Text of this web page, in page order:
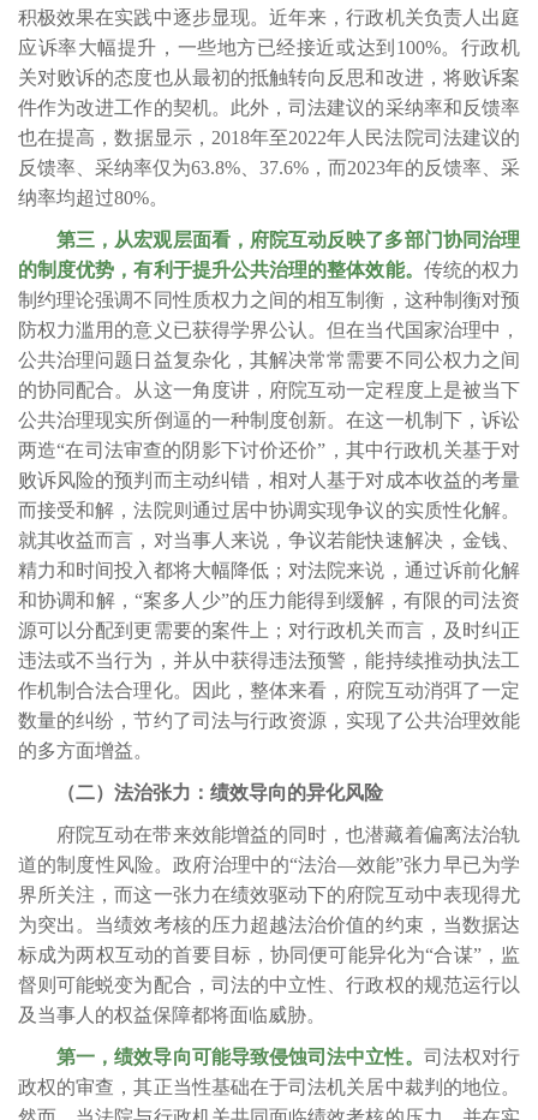
积极效果在实践中逐步显现。近年来，行政机关负责人出庭
应诉率大幅提升，一些地方已经接近或达到100%。行政机
关对败诉的态度也从最初的抵触转向反思和改进，将败诉案
件作为改进工作的契机。此外，司法建议的采纳率和反馈率
也在提高，数据显示，2018年至2022年人民法院司法建议的
反馈率、采纳率仅为63.8%、37.6%，而2023年的反馈率、采
纳率均超过80%。
第三，从宏观层面看，府院互动反映了多部门协同治理
的制度优势，有利于提升公共治理的整体效能。 传统的权力
制约理论强调不同性质权力之间的相互制衡，这种制衡对预
防权力滥用的意义已获得学界公认。但在当代国家治理中，
公共治理问题日益复杂化，其解决常常需要不同公权力之间
的协同配合。从这一角度讲，府院互动一定程度上是被当下
公共治理现实所倒逼的一种制度创新。在这一机制下，诉讼
两造“在司法审查的阴影下讨价还价”，其中行政机关基于对
败诉风险的预判而主动纠错，相对人基于对成本收益的考量
而接受和解，法院则通过居中协调实现争议的实质性化解。
就其收益而言，对当事人来说，争议若能快速解决，金钱、
精力和时间投入都将大幅降低；对法院来说，通过诉前化解
和协调和解，“案多人少”的压力能得到缓解，有限的司法资
源可以分配到更需要的案件上；对行政机关而言，及时纠正
违法或不当行为，并从中获得违法预警，能持续推动执法工
作机制合法合理化。因此，整体来看，府院互动消弭了一定
数量的纠纷，节约了司法与行政资源，实现了公共治理效能
的多方面增益。
（二）法治张力：绩效导向的异化风险
府院互动在带来效能增益的同时，也潜藏着偏离法治轨
道的制度性风险。政府治理中的“法治—效能”张力早已为学
界所关注，而这一张力在绩效驱动下的府院互动中表现得尤
为突出。当绩效考核的压力超越法治价值的约束，当数据达
标成为两权互动的首要目标，协同便可能异化为“合谋”，监
督则可能蜕变为配合，司法的中立性、行政权的规范运行以
及当事人的权益保障都将面临威胁。
第一，绩效导向可能导致侵蚀司法中立性。 司法权对行
政权的审查，其正当性基础在于司法机关居中裁判的地位。